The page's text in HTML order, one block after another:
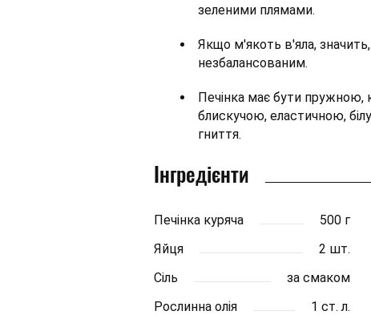
зеленими плямами.
Якщо м'якоть в'яла,
незбалансованим.
Печінка має бути пружною,
блискучою, еластичною,
гниття.
Інгредієнти
Печінка куряча 500 г
Яйця
2 шт.
Сіль
за смаком
Рослинна олія
1 ст. л.